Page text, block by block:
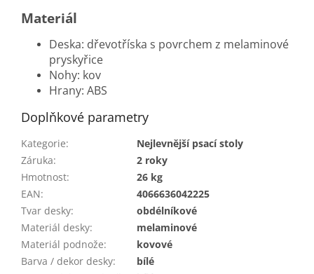
Materiál
Deska: dřevotříska s povrchem z melaminové
pryskyřice
Nohy: kov
Hrany: ABS
Doplňkové parametry
Kategorie:
Nejlevnější psací stoly
Záruka:
2 roky
Hmotnost:
26 kg
EAN:
4066636042225
Tvar desky:
obdélníkové
Materiál desky:
melaminové
Materiál podnože:
kovové
Barva / dekor desky:
bílé